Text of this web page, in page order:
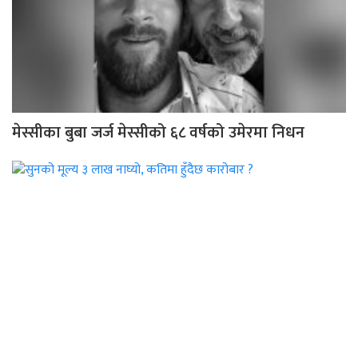
मेस्सीका बुबा जर्ज मेस्सीको ६८ वर्षको उमेरमा निधन